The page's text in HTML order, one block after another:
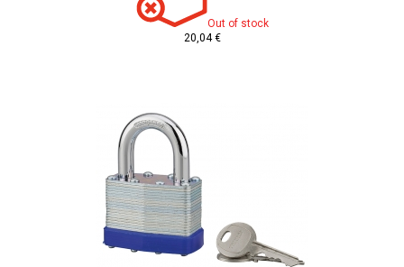
Out of stock
20,04 €